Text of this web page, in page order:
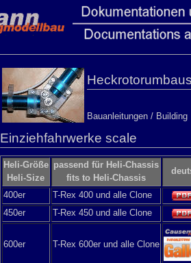
Bauanleitungen /
Einziehfahrwerke scale
Heli-Größe
Heli-Size
passend für Heli-Chassis
fits to Heli-Chassis
400er
T-Rex 400 und alle Clone
450er
T-Rex 450 und alle Clone
600er T-Rex 600er und alle Clone